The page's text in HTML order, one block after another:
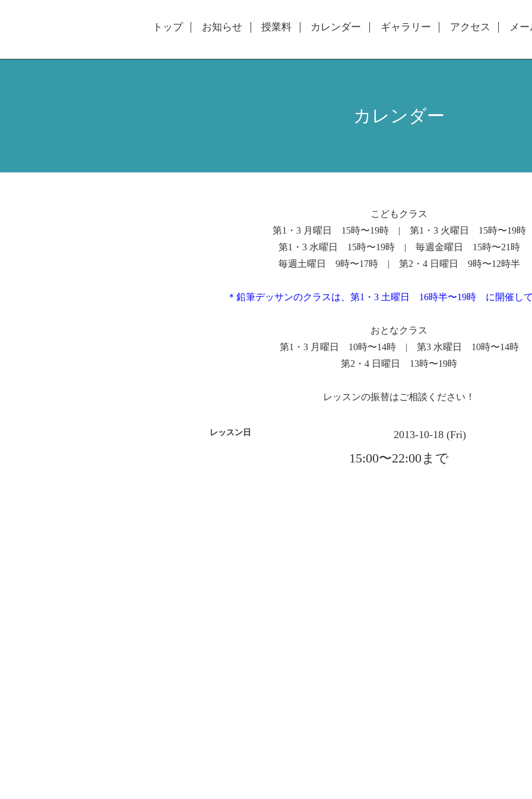
トップ お知らせ 授業料 カレンダー ギャラリー アクセス メ
カレンダー
こどもクラス
第1・3 月曜日 15時〜19時 | 第1・3 火曜日 15時〜19時
第1・3 水曜日 15時〜19時 | 毎週金曜日 15時〜21時
毎週土曜日 9時〜17時 | 第2・4 日曜日 9時〜12時半
＊鉛筆デッサンのクラスは、第1・3 土曜日 16時半〜19時 に開催し
おとなクラス
第1・3 月曜日 10時〜14時 | 第3 水曜日 10時〜14時
第2・4 日曜日 13時〜19時
レッスンの振替はご相談ください！
レッスン日 2013-10-18 (Fri)
15:00〜22:00まで